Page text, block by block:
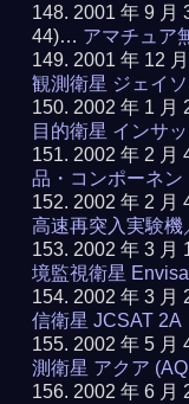
2001 年 9 月
44)… アマチュア
2001 年 12
観測衛星 ジェイ
2002 年 1 月
目的衛星 インサ
2002 年 2 月
品・コンポーネ
2002 年 2 月
高速再突入実験
2002 年 3 月
境監視衛星
2002 年 3 月
信衛星 JCSAT 2A
2002 年 5 月
測衛星 アクア
2002 年 6 月